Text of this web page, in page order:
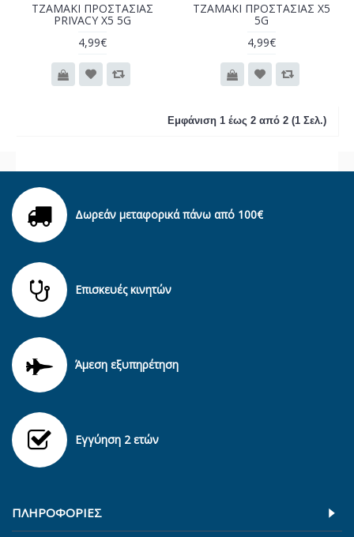
ΤΖΑΜΑΚΙ ΠΡΟΣΤΑΣΙΑΣ
PRIVACY X5 5G
4,99€
ΤΖΑΜΑΚΙ ΠΡΟΣΤΑΣΙΑΣ X5
5G
4,99€
Εμφάνιση 1 έως 2 από 2 (1 Σελ.)
Δωρεάν μεταφορικά πάνω από 100€
Επισκευές κινητών
Άμεση εξυπηρέτηση
Εγγύηση 2 ετών
ΠΛΗΡΟΦΟΡΊΕΣ